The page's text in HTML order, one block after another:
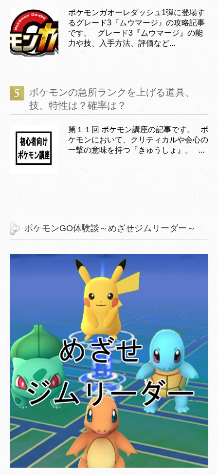
ポケモンガオーレダッシュ1弾に登場す
るグレード3『ムウマージ』の攻略記事
です。 グレード3『ムウマージ』の能
力や技、入手方法、評価など...
ポケモンの急所ランクを上げる道具、
技、特性は？確率は？
第１１回 ポケモン講座の記事です。 ポ
ケモンにおいて、クリティカルや会心の
一撃の意味を持つ『きゅうしょ』。 ...
ポケモンGO体験談～めざせジムリーダー～